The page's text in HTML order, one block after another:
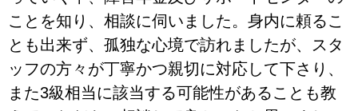
ことを知り、相談に伺いました。身内に頼るこ
とも出来ず、孤独な心境で訪れましたが、スタ
ッフの方々が丁寧かつ親切に対応して下さり、
また3級相当に該当する可能性があることも教